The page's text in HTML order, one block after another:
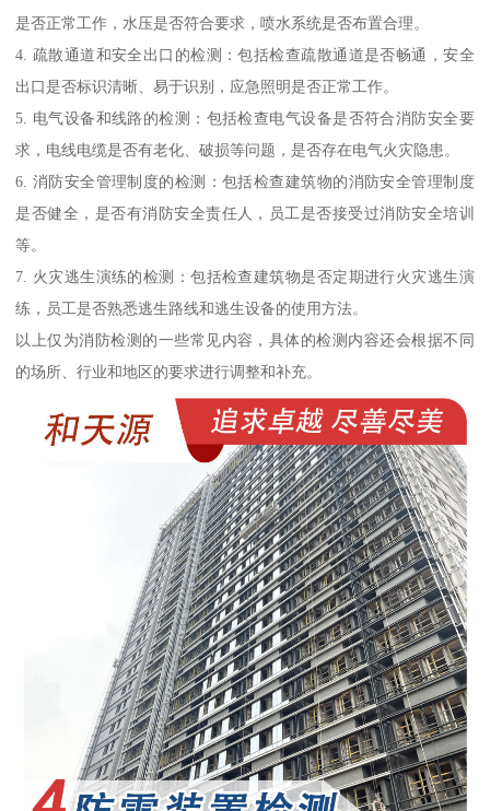
是否正常工作，水压是否符合要求，喷水系统是否布置合理。
4. 疏散通道和安全出口的检测：包括检查疏散通道是否畅通，安全
出口是否标识清晰、易于识别，应急照明是否正常工作。
5. 电气设备和线路的检测：包括检查电气设备是否符合消防安全要
求，电线电缆是否有老化、破损等问题，是否存在电气火灾隐患。
6. 消防安全管理制度的检测：包括检查建筑物的消防安全管理制度
是否健全，是否有消防安全责任人，员工是否接受过消防安全培训
等。
7. 火灾逃生演练的检测：包括检查建筑物是否定期进行火灾逃生演
练，员工是否熟悉逃生路线和逃生设备的使用方法。
以上仅为消防检测的一些常见内容，具体的检测内容还会根据不同
的场所、行业和地区的要求进行调整和补充。